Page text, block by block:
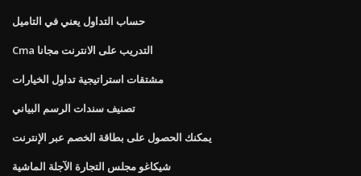
حساب التداول يعني في التاميل
Cma التدريب على الانترنت مجانا
مشتقات استراتيجية تداول الخيارات
تصنيف سندات الرسم البياني
يمكنك الحصول على بطاقة الخصم عبر الإنترنت
شيكاغو مجلس التجارة الآجلة الماشية